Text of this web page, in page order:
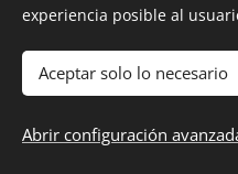
@ Diócesis
experiencia posible al
Aceptar solo lo necesario
Abrir configuración